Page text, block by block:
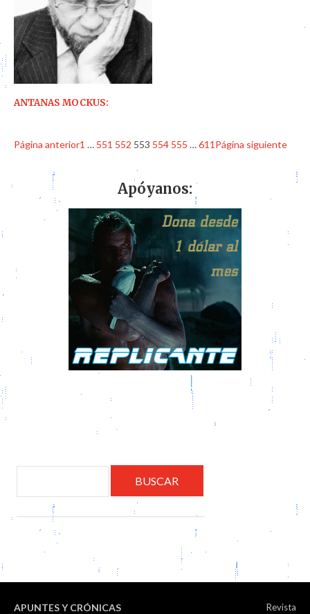
ANTANAS MOCKUS:
Página anterior1 … 551 552 553 554 555 …611 Página siguiente
Apóyanos:
APUNTES Y CRÓNICAS Revista